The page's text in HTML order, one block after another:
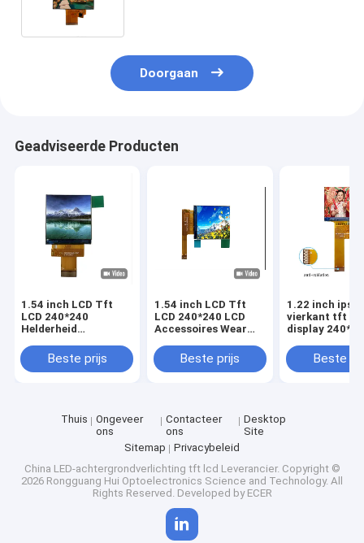
Doorgaan
Geadviseerde Producten
1.54 inch LCD Tft
LCD 240*240
Helderheid
Accessoires Wear
Display
Beste prijs
1.54 inch LCD Tft
LCD 240*240 LCD
Accessoires Wear
Beste prijs
1.22 inch ips
vierkant tft
display
aangeraakt
Beste
Thuis
Ongeveer
ons
Contacteer
ons
Desktop
Site
Sitemap
Privacybeleid
China LED-achtergrondverlichting tft lcd Leverancier. Copyright ©
2026 Rongguang Hui Optoelectronics Science and Technology. All
Rights Reserved. Developed by ECER